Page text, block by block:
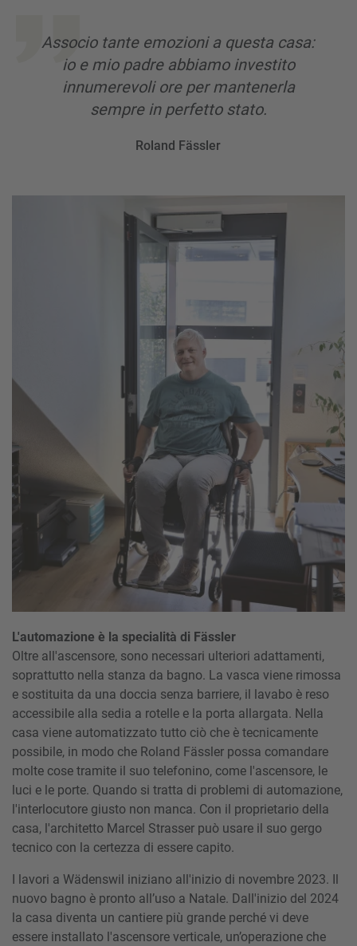
Associo tante emozioni a questa casa:
io e mio padre abbiamo investito
innumerevoli ore per mantenerla
sempre in perfetto stato.
Roland Fässler
L'automazione è la specialità di Fässler
Oltre all'ascensore, sono necessari ulteriori adattamenti,
soprattutto nella stanza da bagno. La vasca viene rimossa
e sostituita da una doccia senza barriere, il lavabo è reso
accessibile alla sedia a rotelle e la porta allargata. Nella
casa viene automatizzato tutto ciò che è tecnicamente
possibile, in modo che Roland Fässler possa comandare
molte cose tramite il suo telefonino, come l'ascensore, le
luci e le porte. Quando si tratta di problemi di automazione,
l'interlocutore giusto non manca. Con il proprietario della
casa, l'architetto Marcel Strasser può usare il suo gergo
tecnico con la certezza di essere capito.
I lavori a Wädenswil iniziano all'inizio di novembre 2023. Il
nuovo bagno è pronto all’uso a Natale. Dall'inizio del 2024
la casa diventa un cantiere più grande perché vi deve
essere installato l'ascensore verticale, un’operazione che